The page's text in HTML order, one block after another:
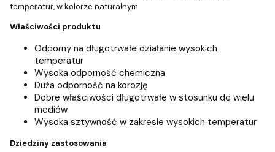
temperatur, w kolorze naturalnym
Właściwości produktu
Odporny na długotrwałe działanie wysokich
temperatur
Wysoka odporność chemiczna
Duża odporność na korozję
Dobre właściwości długotrwałe w stosunku do wielu
mediów
Wysoka sztywność w zakresie wysokich temperatur
Dziedziny zastosowania